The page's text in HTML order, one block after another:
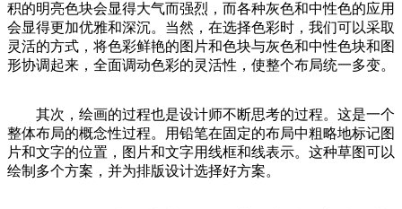
积的明亮色块会显得大气而强烈，而各种灰色和中性色的应用
会显得更加优雅和深沉。当然，在选择色彩时，我们可以采取
灵活的方式，将色彩鲜艳的图片和色块与灰色和中性色块和图
形协调起来，全面调动色彩的灵活性，使整个布局统一多变。
其次，绘画的过程也是设计师不断思考的过程。这是一个
整体布局的概念性过程。用铅笔在固定的布局中粗略地标记图
片和文字的位置，图片和文字用线框和线表示。这种草图可以
绘制多个方案，并为排版设计选择好方案。